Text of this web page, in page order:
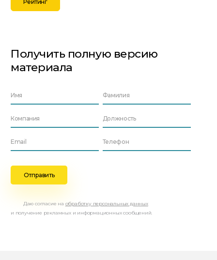
Рейтинг
Получить полную версию
материала
Даю согласие на обработку персональных данных
и получение рекламных и информационных сообщений.